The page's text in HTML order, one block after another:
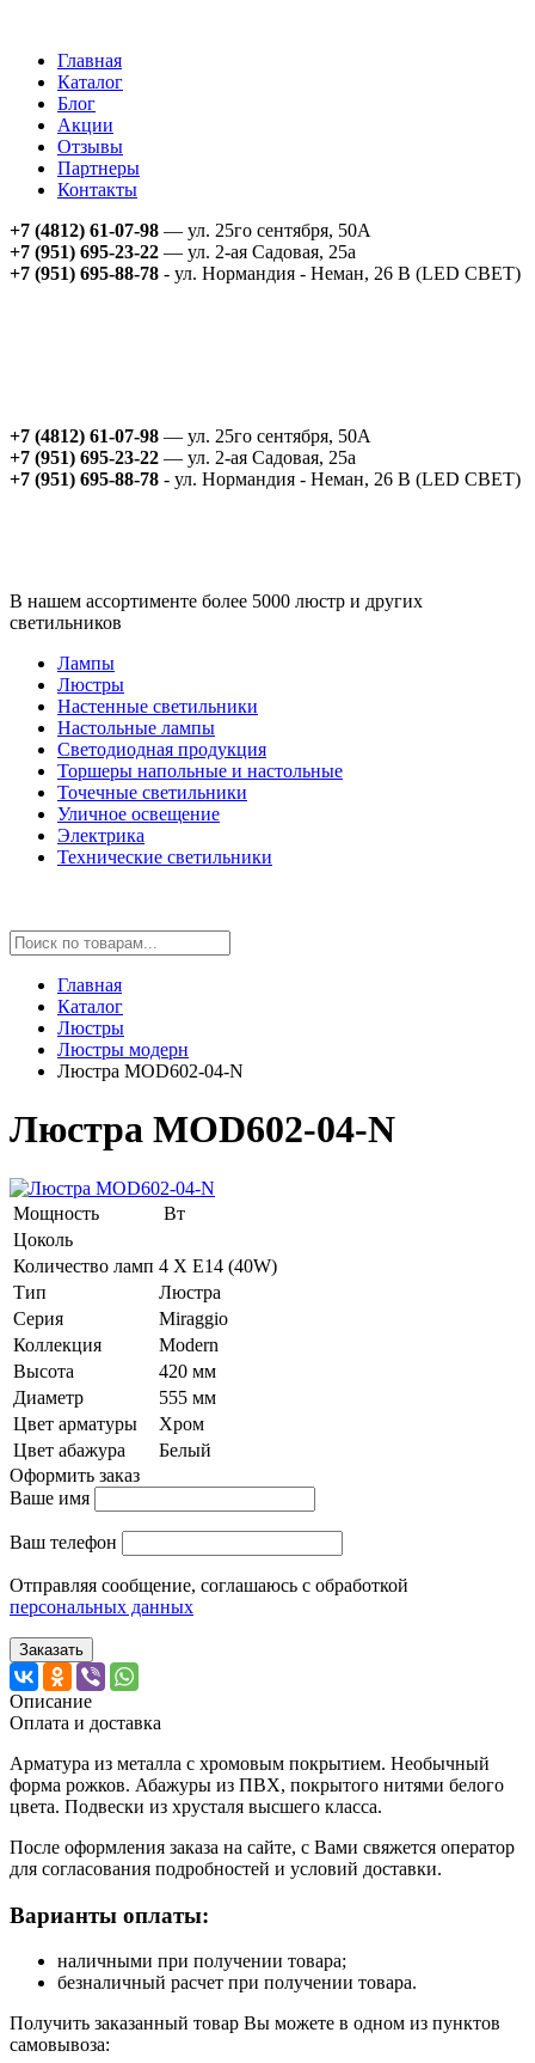
Главная
Каталог
Блог
Акции
Отзывы
Партнеры
Контакты
+7 (4812) 61-07-98 — ул. 25го сентября, 50А
+7 (951) 695-23-22 — ул. 2-ая Садовая, 25а
+7 (951) 695-88-78 - ул. Нормандия - Неман, 26 В (LED СВЕТ)
+7 (4812) 61-07-98 — ул. 25го сентября, 50А
+7 (951) 695-23-22 — ул. 2-ая Садовая, 25а
+7 (951) 695-88-78 - ул. Нормандия - Неман, 26 В (LED СВЕТ)
В нашем ассортименте более 5000 люстр и других
светильников
Лампы
Люстры
Настенные светильники
Настольные лампы
Светодиодная продукция
Торшеры напольные и настольные
Точечные светильники
Уличное освещение
Электрика
Технические светильники
Главная
Каталог
Люстры
Люстры модерн
Люстра MOD602-04-N
Люстра MOD602-04-N
Мощность
Вт
Цоколь
Количество ламп 4 Х E14 (40W)
Тип
Люстра
Серия
Miraggio
Коллекция
Modern
Высота
420 мм
Диаметр
555 мм
Цвет арматуры
Хром
Цвет абажура
Белый
Оформить заказ
Ваше имя
Ваш телефон
Отправляя сообщение, соглашаюсь с обработкой
персональных данных
Заказать
Описание
Оплата и доставка
Арматура из металла с хромовым покрытием. Необычный
форма рожков. Абажуры из ПВХ, покрытого нитями белого
цвета. Подвески из хрусталя высшего класса.
После оформления заказа на сайте, с Вами свяжется оператор
для согласования подробностей и условий доставки.
Варианты оплаты:
наличными при получении товара;
безналичный расчет при получении товара.
Получить заказанный товар Вы можете в одном из пунктов
самовывоза: